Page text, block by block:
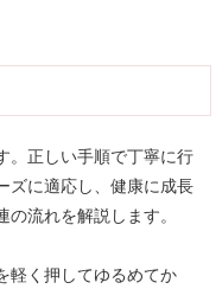
。正しい手順で丁寧に行
ズに適応し、健康に成長
流れを解説します。
軽く押してゆるめてか